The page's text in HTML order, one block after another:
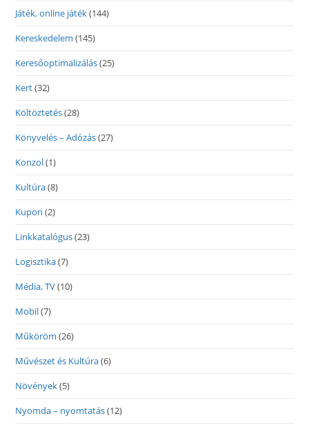
Játék, online játék(144)
Kereskedelem (145)
Keresőoptimalizálás(25)
Kert(32)
Költöztetés(28)
Könyvelés – Adózás(27)
Konzol(1)
Kultúra(8)
Kupon (2)
Linkkatalógus(23)
Logisztika(7)
Média, TV(10)
Mobil(7)
Műköröm (26)
Művészet és Kultúra(6)
Növények(5)
Nyomda – nyomtatás(12)